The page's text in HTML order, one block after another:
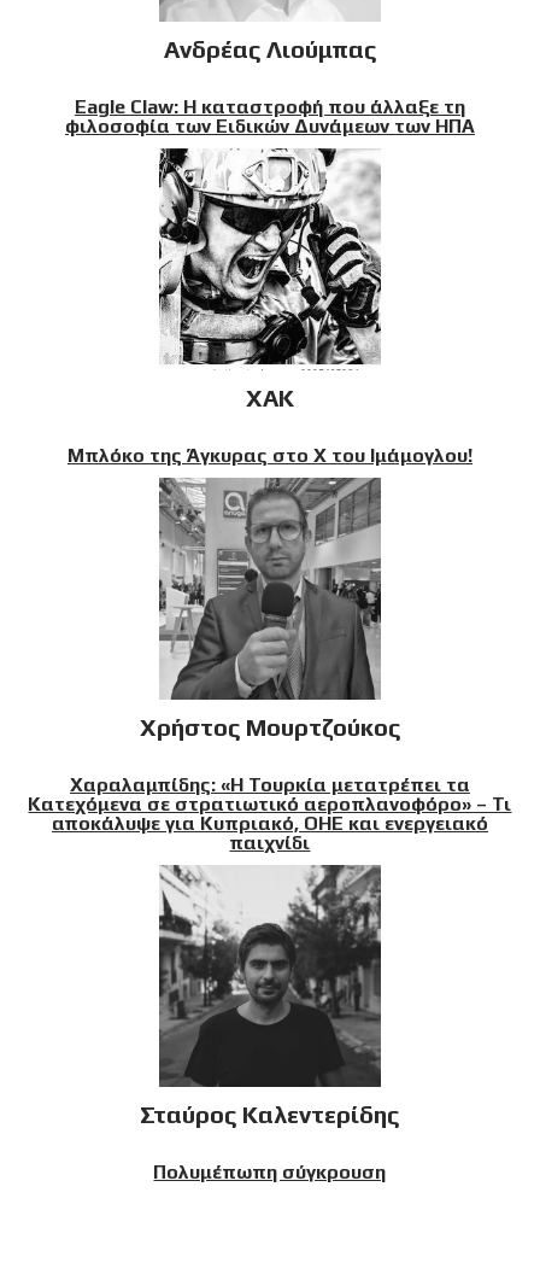
Ανδρέας Λιούμπας
Eagle Claw: Η καταστροφή που άλλαξε τη
φιλοσοφία των Ειδικών Δυνάμεων των ΗΠΑ
XAK
Μπλόκο της Άγκυρας στο X του Ιμάμογλου!
Χρήστος Μουρτζούκος
Χαραλαμπίδης: «Η Τουρκία μετατρέπει τα
Κατεχόμενα σε στρατιωτικό αεροπλανοφόρο» – Τι
αποκάλυψε για Κυπριακό, ΟΗΕ και ενεργειακό
παιχνίδι
Σταύρος Καλεντερίδης
Πολυμέπωπη σύγκρουση